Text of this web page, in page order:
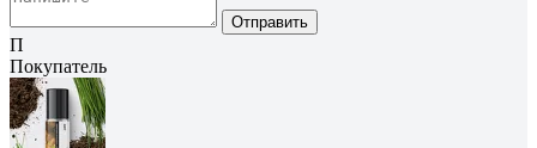
Отправить
П
Покупатель